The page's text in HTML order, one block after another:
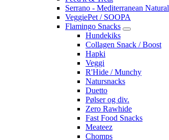
Serrano - Mediterranean Natural
VeggiePet / SOOPA
Flamingo Snacks
Hundekiks
Collagen Snack / Boost
Hapki
Veggi
R'Hide / Munchy
Natursnacks
Duetto
Pølser og div.
Zero Rawhide
Fast Food Snacks
Meateez
Chomps